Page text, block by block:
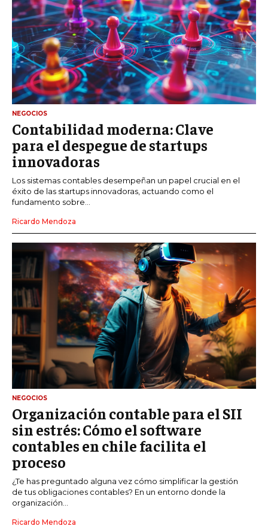
NEGOCIOS
Contabilidad moderna: Clave
para el despegue de startups
innovadoras
Los sistemas contables desempeñan un papel crucial en el
éxito de las startups innovadoras, actuando como el
fundamento sobre...
Ricardo Mendoza
NEGOCIOS
Organización contable para el SII
sin estrés: Cómo el software
contables en chile facilita el
proceso
¿Te has preguntado alguna vez cómo simplificar la gestión
de tus obligaciones contables? En un entorno donde la
organización...
Ricardo Mendoza